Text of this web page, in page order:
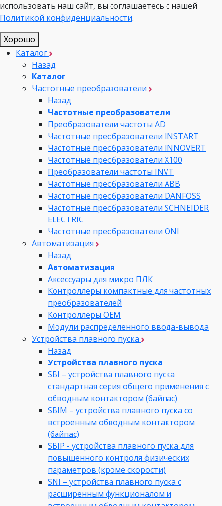
использовать наш сайт, вы соглашаетесь с нашей
Политикой конфиденциальности.
Хорошо
Каталог
Назад
Каталог
Частотные преобразователи
Назад
Частотные преобразователи
Преобразователи частоты AD
Частотные преобразователи INSTART
Частотные преобразователи INNOVERT
Частотные преобразователи Х100
Преобразователи частоты INVT
Частотные преобразователи ABB
Частотные преобразователи DANFOSS
Частотные преобразователи SCHNEIDER
ELECTRIC
Частотные преобразователи ONI
Автоматизация
Назад
Автоматизация
Аксессуары для микро ПЛК
Контроллеры компактные для частотных
преобразователей
Контроллеры ОЕМ
Модули распределенного ввода-вывода
Устройства плавного пуска
Назад
Устройства плавного пуска
SBI – устройства плавного пуска
стандартная серия общего применения с
обводным контактором (байпас)
SBIM – устройства плавного пуска со
встроенным обводным контактором
(байпас)
SBIP - устройства плавного пуска для
повышенного контроля физических
параметров (кроме скорости)
SNI – устройства плавного пуска с
расширенным функционалом и